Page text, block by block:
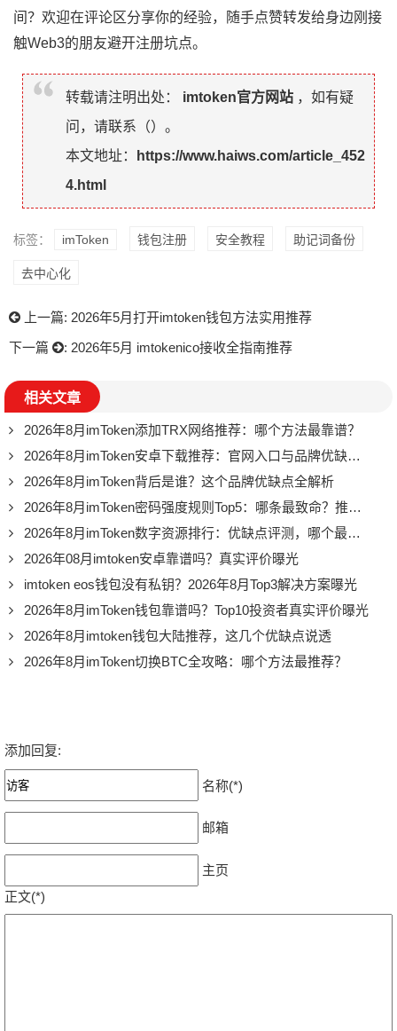
间？欢迎在评论区分享你的经验，随手点赞转发给身边刚接
触Web3的朋友避开注册坑点。
转载请注明出处： imtoken官方网站 ，如有疑
问，请联系（）。
本文地址：
https://www.haiws.com/article_452
4.html
标签： imToken 钱包注册 安全教程 助记词备份
去中心化
上一篇: 2026年5月打开imtoken钱包方法实用推荐
下一篇
: 2026年5月 imtokenico接收全指南推荐
相关文章
2026年8月imToken添加TRX网络推荐：哪个方法最靠谱？
2026年8月imToken安卓下载推荐：官网入口与品牌优缺点全解析
2026年8月imToken背后是谁？这个品牌优缺点全解析
2026年8月imToken密码强度规则Top5：哪条最致命？推荐必看
2026年8月imToken数字资源排行：优缺点评测，哪个最推荐？
2026年08月imtoken安卓靠谱吗？真实评价曝光
imtoken eos钱包没有私钥？2026年8月Top3解决方案曝光
2026年8月imToken钱包靠谱吗？Top10投资者真实评价曝光
2026年8月imtoken钱包大陆推荐，这几个优缺点说透
2026年8月imToken切换BTC全攻略：哪个方法最推荐？
添加回复:
名称(*)
邮箱
主页
正文(*)